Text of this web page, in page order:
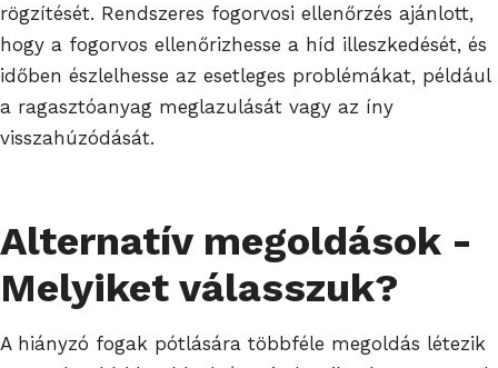
rögzítését. Rendszeres fogorvosi ellenőrzés ajánlott,
hogy a fogorvos ellenőrizhesse a híd illeszkedését, és
időben észlelhesse az esetleges problémákat, például
a ragasztóanyag meglazulását vagy az íny
visszahúzódását.
Alternatív megoldások -
Melyiket válasszuk?
A hiányzó fogak pótlására többféle megoldás létezik